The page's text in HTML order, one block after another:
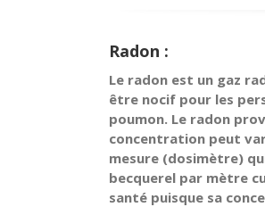
Radon :
Le radon est un gaz
être nocif pour les
poumon. Le radon
concentration peut
mesure (dosimètre)
becquerel par mètre
santé puisque sa